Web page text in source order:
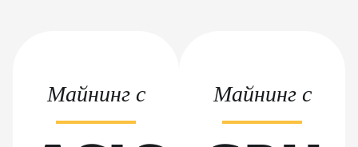
BITMAIN AntMiner
L3+
Майнинг с Майнинг с